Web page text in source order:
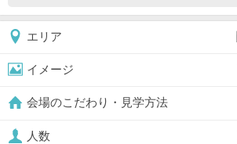
エリア
イメージ
会場のこだわり・見学方法
人数